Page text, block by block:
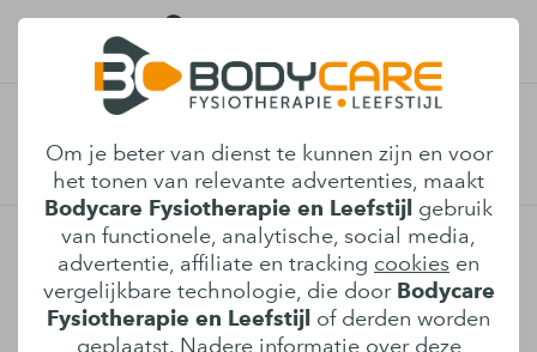
Om je beter van dienst te kunnen zijn en voor
het tonen van relevante advertenties, maakt
Bodycare Fysiotherapie en Leefstijl gebruik
van functionele, analytische, social media,
advertentie, affiliate en tracking cookies en
vergelijkbare technologie, die door Bodycare
Fysiotherapie en Leefstijl of derden worden
geplaatst. Nadere informatie over deze
Afspraak maken
Bodycare Fysiotherapie en Leefstijl
Ekkersrijt 4206
5692 DE,Son en Breugel